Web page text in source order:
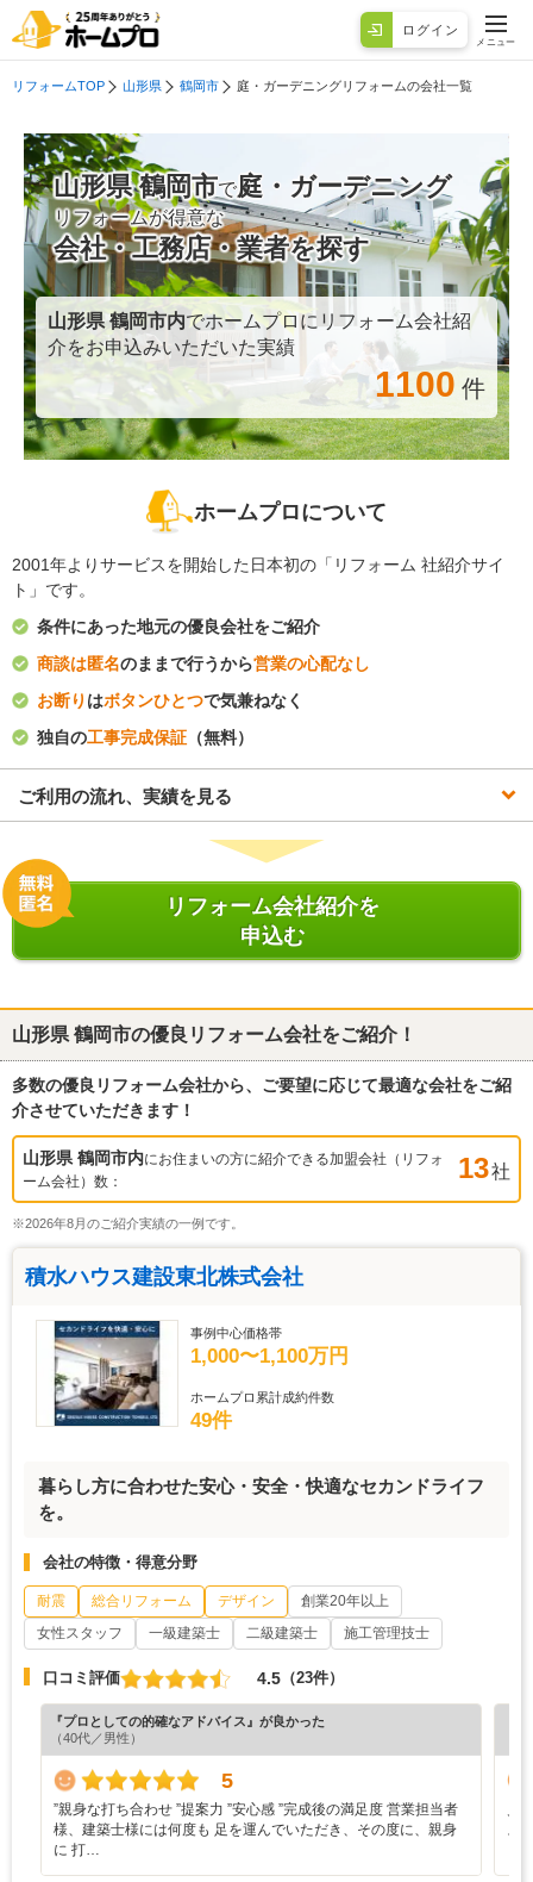
ログイン
メニュー
リフォームTOP 山形県 鶴岡市 庭・ガーデニングリフォームの会社一覧
山形県 鶴岡市で庭・ガーデニング
リフォームが得意な
会社・工務店・業者を探す
山形県 鶴岡市内でホームプロにリフォーム会社紹
介をお申込みいただいた実績
1100 件
ホームプロについて
2001年よりサービスを開始した日本初の「リフォーム 社紹介サイ
ト」です。
条件にあった地元の優良会社をご紹介
商談は匿名のままで行うから営業の心配なし
お断り はボタンひとつで気兼ねなく
独自の工事完成保証 （無料）
ご利用の流れ、実績を見る
リフォーム会社紹介を
申込む
山形県 鶴岡市の優良リフォーム会社をご紹介！
多数の優良リフォーム会社から、ご要望に応じて最適な会社をご紹
介させていただきます！
山形県 鶴岡市内にお住まいの方に紹介できる加盟会社（リフォ
ーム会社）数：
13社
※2026年8月のご紹介実績の一例です。
積水ハウス建設東北株式会社
事例中心価格帯
1,000〜1,100万円
ホームプロ累計成約件数
49件
暮らし方に合わせた安心・安全・快適なセカンドライフ
を。
会社の特徴・得意分野
耐震 総合リフォーム デザイン
創業20年以上
女性スタッフ
一級建築士 二級建築士 施工管理技士
口コミ評価 4.5 （23件）
『プロとしての的確なアドバイス』が良かった
（40代／男性）
5
”‬親身な打ち合わせ ‪”‬提案力 ‪”‬安心感 ‪”‬完成後の満足度 営業担当者
様、建築士様には何度も 足を運んでいただき、その度に、親身
に 打…
ス